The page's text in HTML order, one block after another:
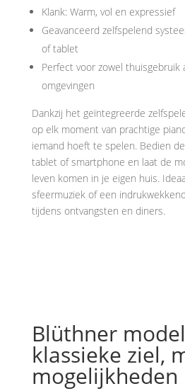
Klank: Warm, vol en expressief
Geavanceerd zelfspelend
of tablet
Perfect voor zowel thuisgebruik
omgevingen
Dankzij het geïntegreerde
op elk moment van prachtige
iemand hoeft te spelen. Bedien
tablet of smartphone en laat de
leven komen in je eigen huis.
sfeermuziek of een
tijdens ontvangsten en diners.
Blüthner
klassieke ziel,
mogelijkheden